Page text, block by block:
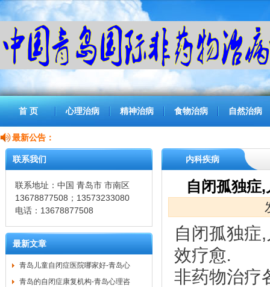
首 页 心理治病 精神治病 食物治病 自然治病
最新公告：
联系我们
联系地址：中国 青岛市 市南区
13678877508；13573233080
电话：13678877508
最新文章
青岛儿童自闭症医院哪家好-青岛心
青岛的自闭症康复机构-青岛心理咨
内科疾病
自闭孤独症
自闭孤独症,
效疗愈.
非药物治疗